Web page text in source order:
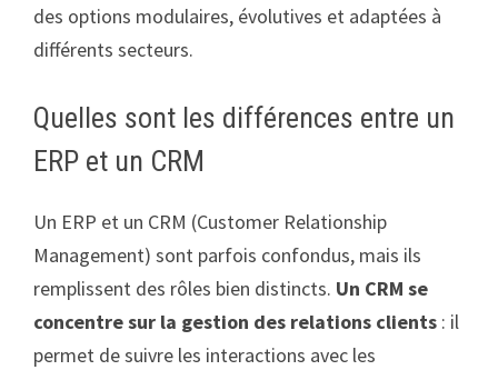
des options modulaires, évolutives et adaptées à
différents secteurs.
Quelles sont les différences entre un
ERP et un CRM
Un ERP et un CRM (Customer Relationship
Management) sont parfois confondus, mais ils
remplissent des rôles bien distincts. Un CRM se
concentre sur la gestion des relations clients : il
permet de suivre les interactions avec les